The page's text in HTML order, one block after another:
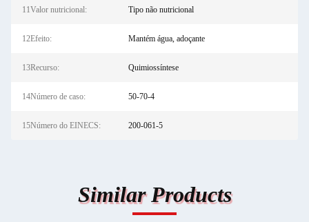
11Valor nutricional: Tipo não nutricional
12Efeito: Mantém água, adoçante
13Recurso: Quimiossíntese
14Número de caso: 50-70-4
15Número do EINECS: 200-061-5
Similar Products